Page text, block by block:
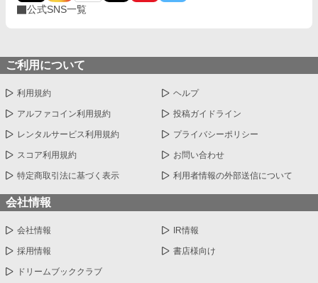
公式SNS一覧
ご利用について
利用規約 ヘルプ
アルファコイン利用規約 投稿ガイドライン
レンタルサービス利用規約 プライバシーポリシー
スコア利用規約 お問い合わせ
特定商取引法に基づく表示 利用者情報の外部送信について
会社情報
会社情報 IR情報
採用情報 書店様向け
ドリームブッククラブ